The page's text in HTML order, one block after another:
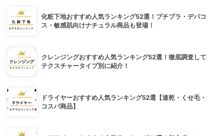
化粧下地おすすめ人気ランキング52選！プチプラ・デパコ
ス・敏感肌向けナチュラル商品も登場！
クレンジングおすすめ人気ランキング52選！徹底調査して
テクスチャータイプ別に紹介！
ドライヤーおすすめ人気ランキング52選【速乾・くせ毛・
コスパ商品】